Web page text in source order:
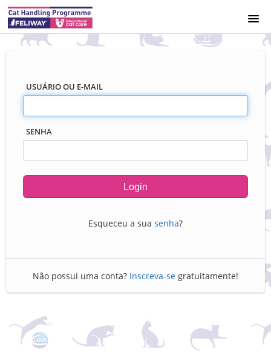
SOBRE O PROGRAMA
USUÁRIO OU E-MAIL
SENHA
Esqueceu a sua senha?
Não possui uma conta? Inscreva-se gratuitamente!